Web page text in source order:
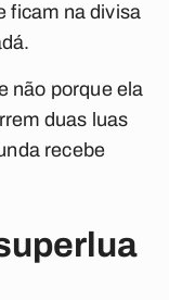
ficam na divisa
não porque ela
duas luas
recebe